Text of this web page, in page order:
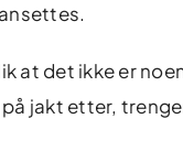
at det ikke er
jakt etter,